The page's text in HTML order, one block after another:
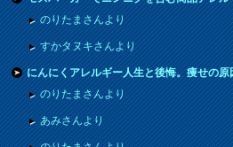
のりたまさんより
すかタヌキさんより
にんにくアレルギー人生と後悔。痩せの原
のりたまさんより
あみさんより